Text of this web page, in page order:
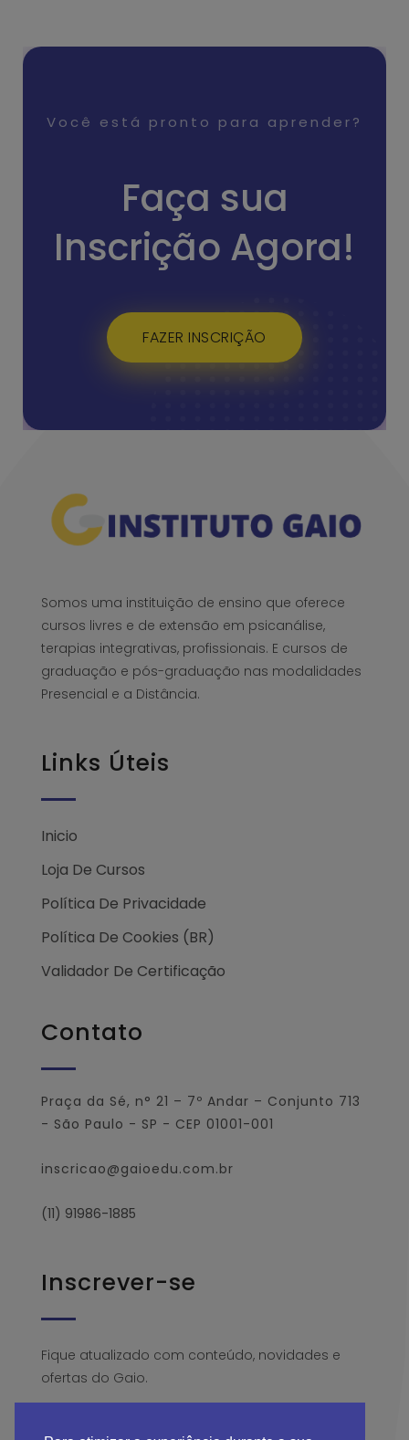
Você está pronto para aprender?
Faça sua
Inscrição Agora!
FAZER INSCRIÇÃO
Somos uma instituição de ensino que oferece
cursos livres e de extensão em psicanálise,
terapias integrativas, profissionais. E cursos de
graduação e pós-graduação nas modalidades
Presencial e a Distância.
Links Úteis
Inicio
Loja De Cursos
Política De Privacidade
Política De Cookies (BR)
Validador De Certificação
Contato
Praça da Sé, n° 21 – 7º Andar – Conjunto 713
- São Paulo - SP - CEP 01001-001
inscricao@gaioedu.com.br
(11) 91986-1885
Inscrever-se
Fique atualizado com conteúdo, novidades e
ofertas do Gaio.